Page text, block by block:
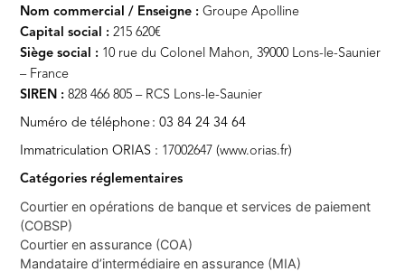
Nom commercial / Enseigne : Groupe Apolline
Capital social : 215 620€
Siège social : 10 rue du Colonel Mahon, 39000 Lons-le-Saunier
– France
SIREN : 828 466 805 – RCS Lons-le-Saunier
Numéro de téléphone :03 84 24 34 64
Immatriculation ORIAS : 17002647 (www.orias.fr)
Catégories réglementaires
Courtier en opérations de banque et services de paiement
(COBSP)
Courtier en assurance (COA)
Mandataire d’intermédiaire en assurance (MIA)